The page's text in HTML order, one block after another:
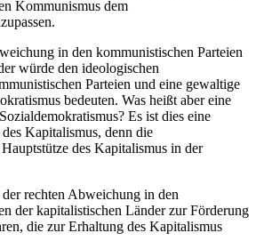
Kommunismus dem
in den kommunistischen Parteien
würde den ideologischen
Parteien und eine gewaltige
bedeuten. Was heißt aber eine
Es ist dies eine
Kapitalismus, denn die
des Kapitalismus in der
rechten Abweichung in den
der kapitalistischen Länder zur Förderung
die zur Erhaltung des Kapitalismus